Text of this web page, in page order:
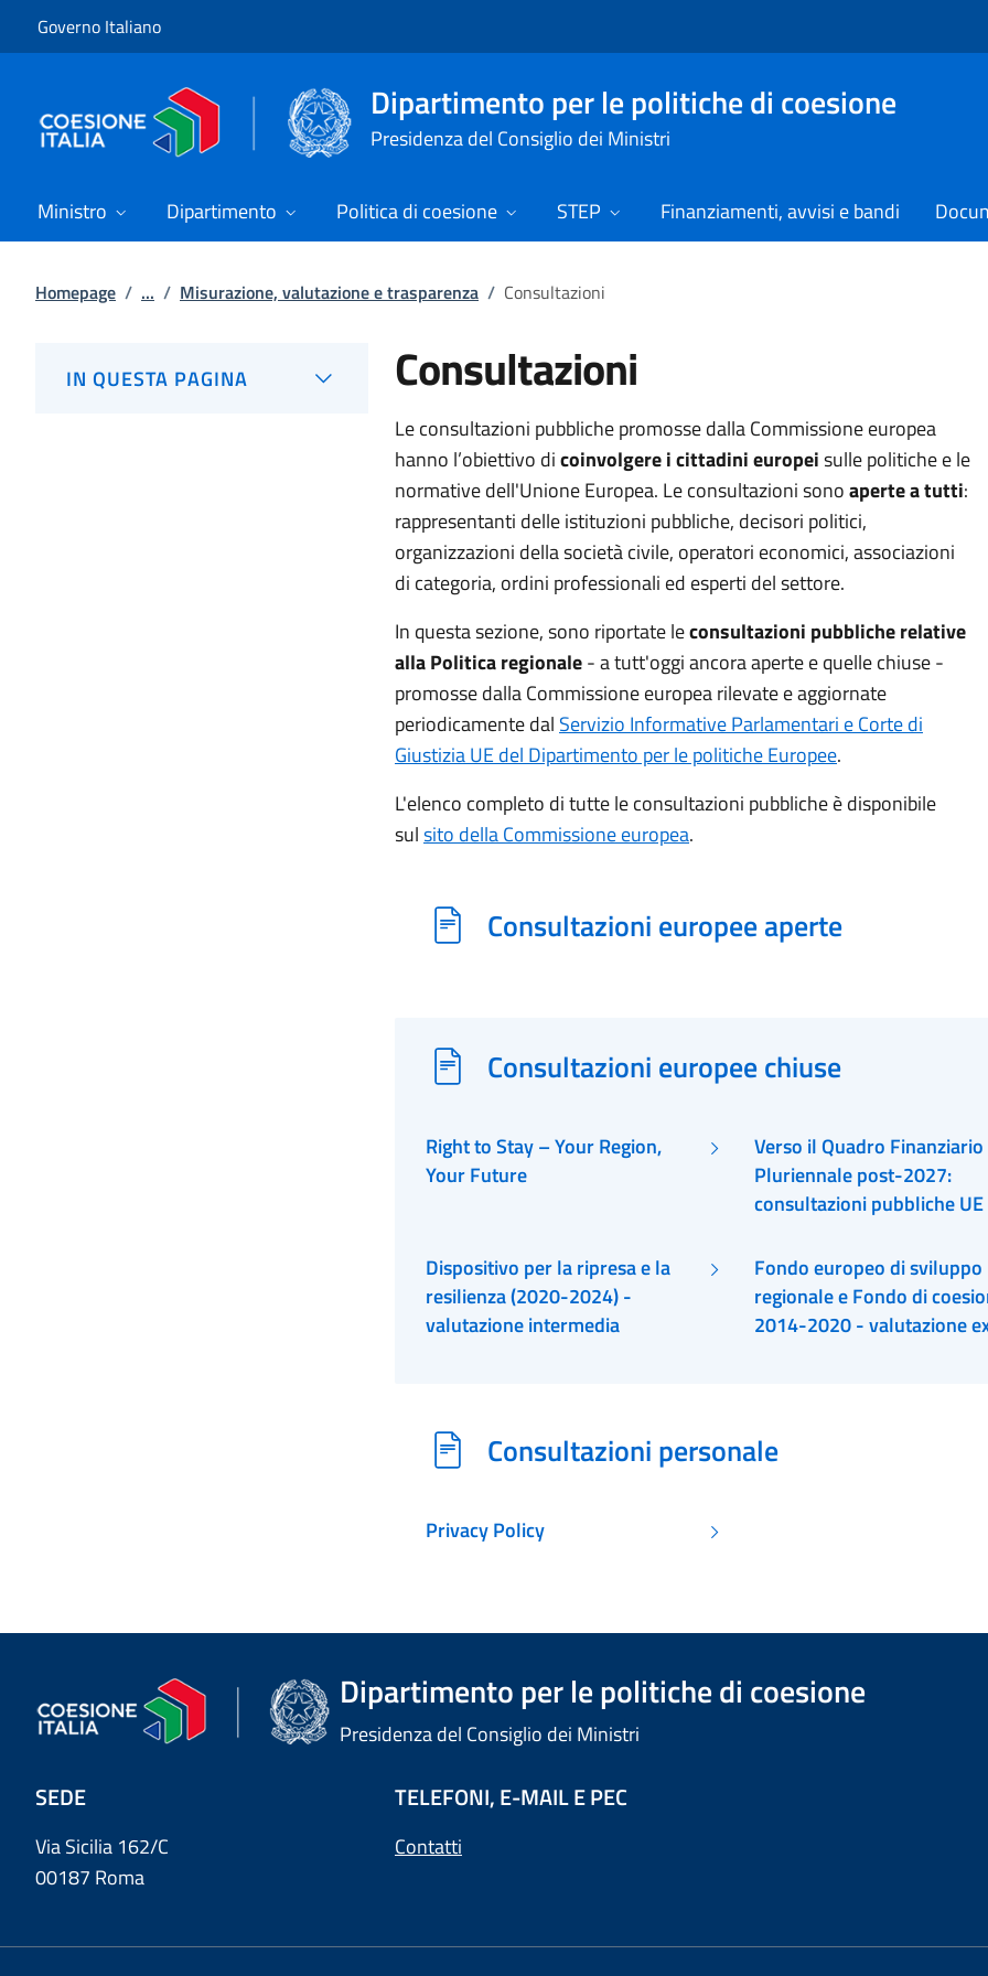
Governo Italiano
Dipartimento per le politiche di coesione
Presidenza del Consiglio dei Ministri
Ministro Dipartimento Politica di coesione STEP Finanziamenti, avvisi e bandi
Homepage / ... / Misurazione, valutazione e trasparenza / Consultazioni
IN QUESTA PAGINA Consultazioni
Le consultazioni pubbliche promosse dalla Commissione europea
hanno l’obiettivo dicoinvolgere i cittadini europeisulle politiche e le
normative dell'Unione Europea. Le consultazioni sonoaperte atutti:
rappresentanti delle istituzioni pubbliche, decisori politici,
organizzazioni della società civile, operatori economici, associazioni
di categoria, ordini professionali ed esperti del settore.
In questa sezione, sono riportate leconsultazioni pubblicherelative
alla Politica regionale- a tutt'oggi ancora aperte e quelle chiuse -
promosse dalla Commissione europea rilevate e aggiornate
periodicamente dal Servizio Informative Parlamentari e Corte di
Giustizia UE del Dipartimento per le politiche Europee.
L'elenco completo di tutte le consultazioni pubbliche è disponibile
sulsito della Commissione europea.
Consultazioni europee aperte
Consultazioni europee chiuse
Right to Stay – Your Region,
Your Future
Verso il Quadro Finanziario
Pluriennale post-2027:
consultazioni pubbliche UE
Territoriale Europea
Dispositivo per la ripresa e la
resilienza (2020-2024) -
valutazione intermedia
Fondo europeo di sviluppo
regionale e Fondo di
2014-2020 - valutazione
Consultazioni personale
Privacy Policy
Dipartimento per le politiche di coesione
Presidenza del Consiglio dei Ministri
SEDE
Via Sicilia 162/C
00187 Roma
TELEFONI, E-MAIL E PEC
Contatti